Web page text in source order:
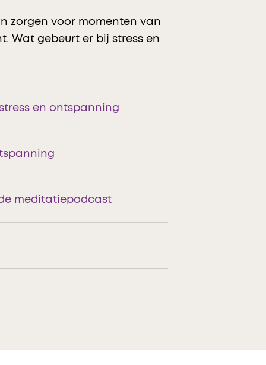
zorgen voor momenten van
Wat gebeurt er bij stress en
en ontspanning
meditatiepodcast